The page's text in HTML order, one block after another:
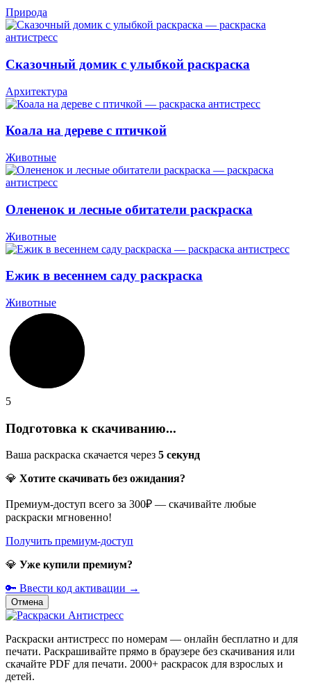
Природа
Сказочный домик с улыбкой раскраска
Архитектура
Коала на дереве с птичкой
Животные
Олененок и лесные обитатели раскраска
Животные
Ежик в весеннем саду раскраска
Животные
5
Подготовка к скачиванию...
Ваша раскраска скачается через 5 секунд
💎 Хотите скачивать без ожидания?
Премиум-доступ всего за 300₽ — скачивайте любые
раскраски мгновенно!
Получить премиум-доступ
💎 Уже купили премиум?
🔑 Ввести код активации →
Отмена
Раскраски антистресс по номерам — онлайн бесплатно и для
печати. Раскрашивайте прямо в браузере без скачивания или
скачайте PDF для печати. 2000+ раскрасок для взрослых и
детей.